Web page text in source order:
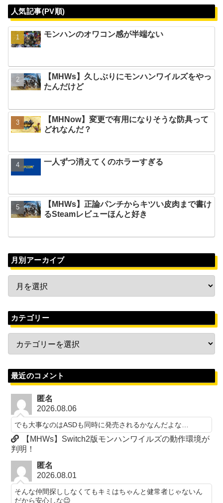
人気記事(PV順)
モンハンのオワコン感が半端ない
【MHWs】久しぶりにモンハンワイルズをやっ
たんだけど
【MHNow】変更で有用になりそうな防具って
どれなんだ？
一人ずつ消えてくのホラーすぎる
【MHWs】正論パンチからキツい皮肉まで書け
るSteamレビューほんと好き
月別アーカイブ
カテゴリー
最近のコメント
匿名
2026.08.06
でも大事なのはASDも同時に発売されるかなんだよな…
【MHWs】Switch2版モンハンワイルズの動作環境が
判明！
匿名
2026.08.01
そんな仲間探ししなくてもキミはちゃんと健常者じゃないん
だから安心しな😉